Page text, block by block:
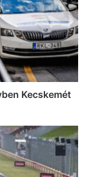
Kecskemét